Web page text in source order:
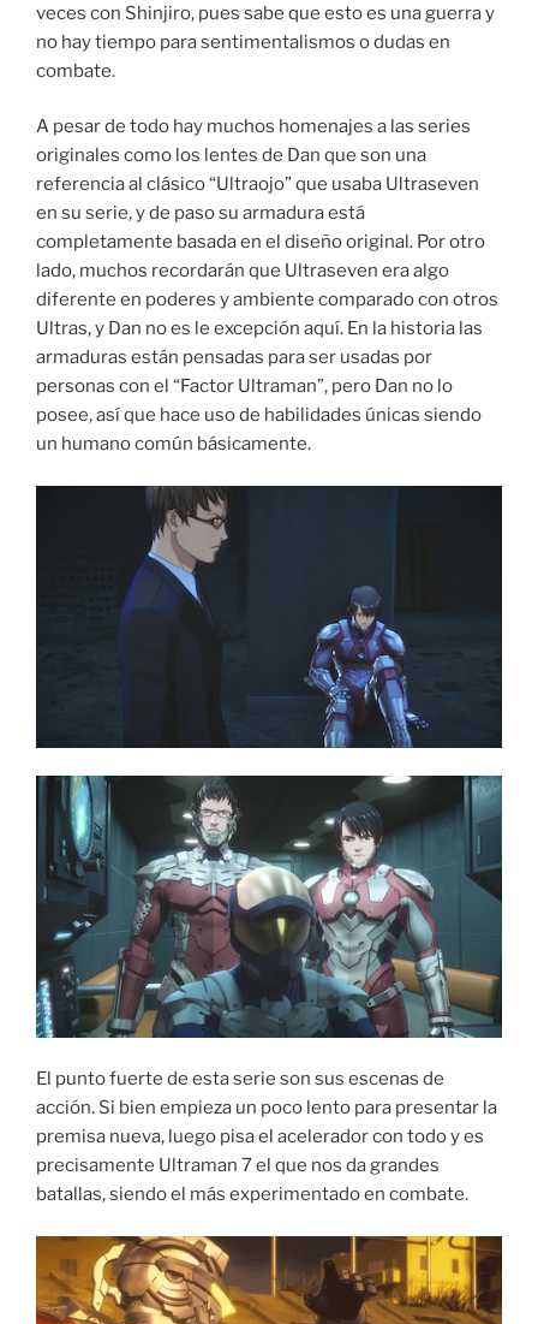
veces con Shinjiro, pues sabe que esto es una guerra y
no hay tiempo para sentimentalismos o dudas en
combate.
A pesar de todo hay muchos homenajes a las series
originales como los lentes de Dan que son una
referencia al clásico “Ultraojo” que usaba Ultraseven
en su serie, y de paso su armadura está
completamente basada en el diseño original. Por otro
lado, muchos recordarán que Ultraseven era algo
diferente en poderes y ambiente comparado con otros
Ultras, y Dan no es le excepción aquí. En la historia las
armaduras están pensadas para ser usadas por
personas con el “Factor Ultraman”, pero Dan no lo
posee, así que hace uso de habilidades únicas siendo
un humano común básicamente.
El punto fuerte de esta serie son sus escenas de
acción. Si bien empieza un poco lento para presentar la
premisa nueva, luego pisa el acelerador con todo y es
precisamente Ultraman 7 el que nos da grandes
batallas, siendo el más experimentado en combate.